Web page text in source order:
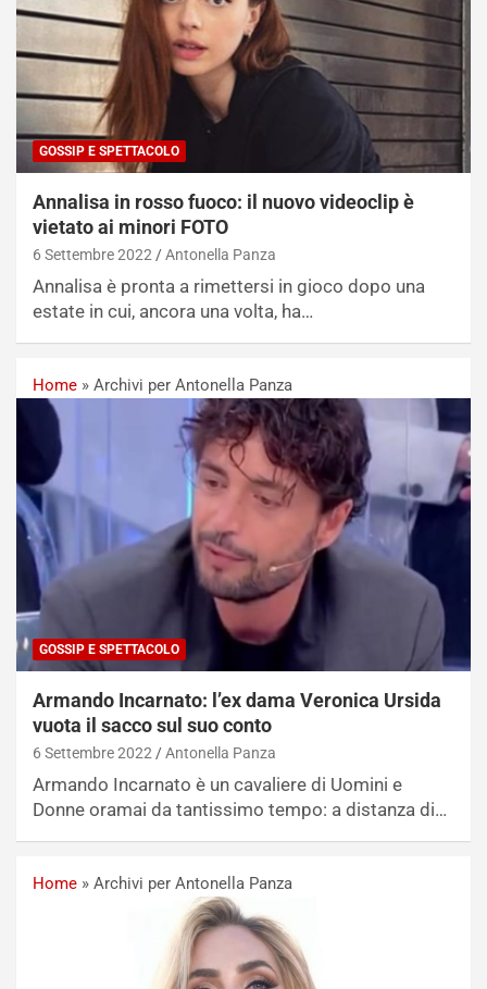
GOSSIP E SPETTACOLO
Annalisa in rosso fuoco: il nuovo videoclip è
vietato ai minori FOTO
6 Settembre 2022 Antonella Panza
Annalisa è pronta a rimettersi in gioco dopo una
estate in cui, ancora una volta, ha…
Home » Archivi per Antonella Panza
GOSSIP E SPETTACOLO
Armando Incarnato: l’ex dama Veronica Ursida
vuota il sacco sul suo conto
6 Settembre 2022 Antonella Panza
Armando Incarnato è un cavaliere di Uomini e
Donne oramai da tantissimo tempo: a distanza di…
Home » Archivi per Antonella Panza